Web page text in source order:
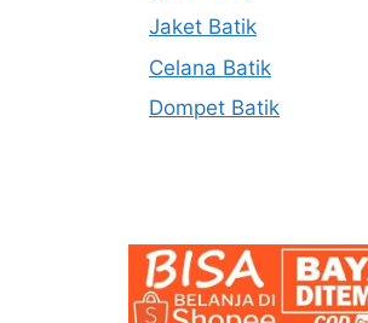
Jaket Batik
Celana Batik
Dompet Batik